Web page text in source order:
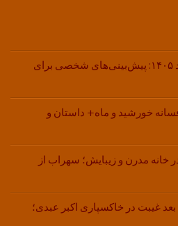
فال روزانه چهارشنبه ۱۴ مرداد ۱۴۰۵: پیش‌بینی‌های شخصی برای
خورشید و ماه+ داستان و
مدرن و زیبایش؛ سهراب از
غیبت در خاکسپاری اکبر عبدی؛